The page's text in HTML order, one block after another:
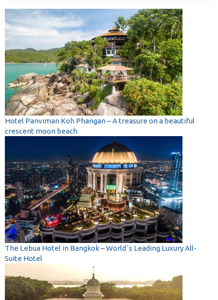
Hotel Panviman Koh Phangan – A treasure on a beautiful
crescent moon beach
The Lebua Hotel in Bangkok – World´s Leading Luxury All-
Suite Hotel